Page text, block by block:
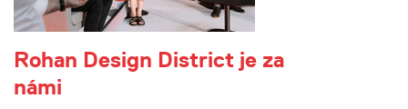
Rohan Design District je za
námi